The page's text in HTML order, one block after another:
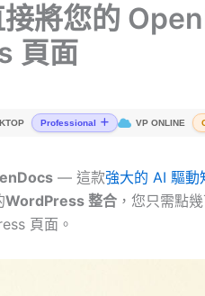
將您的
頁面
Professional VP ONLINE
— 這款強大的 AI 驅動
WordPress 整合 ，您只需點
頁面。